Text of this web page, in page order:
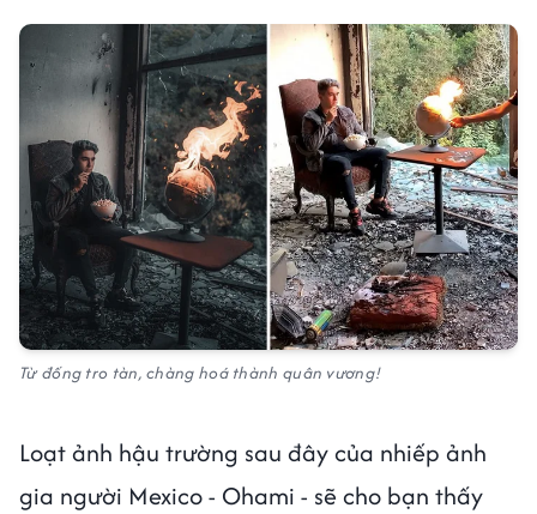
Từ đống tro tàn, chàng hoá thành quân vương!
Loạt ảnh hậu trường sau đây của nhiếp ảnh
gia người Mexico - Ohami - sẽ cho bạn thấy